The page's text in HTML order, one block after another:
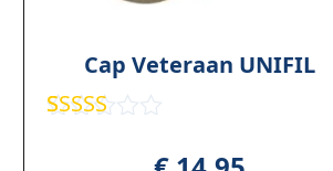
Cap Veteraan UNIFIL